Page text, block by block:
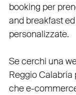
booking per
and breakfast
personalizzate.
Se cerchi una
Reggio Calabria
chee-